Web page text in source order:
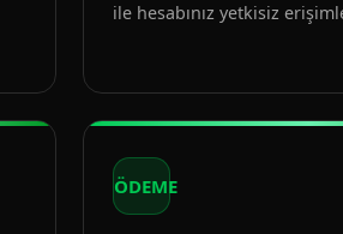
ile hesabınız yetkisiz
ÖDEME